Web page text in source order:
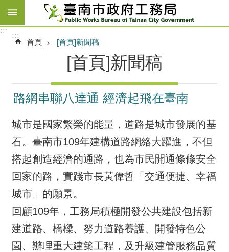
跳到主要內容區塊
:::
:::
首頁 [首頁]新聞稿
[首頁]新聞稿
路網串聯八達通 經濟起飛在臺南
城市是國家繁榮的能量，道路是城市發展的基
石。臺南市109年建構道路網絡大躍進，不但
搭起創造經濟的通路，也為市民開通條條安全
回家的路，實踐市長黃偉哲「交通便捷、幸福
城市」的願景。
回顧109年，工務局積極開發公共建設包括新
建道路、橋樑、努力道路養護、開發特色公
園、辦理重大建築工程，及升級建管服務品質